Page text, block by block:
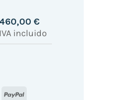
460,00 €
IVA incluido
PayPal